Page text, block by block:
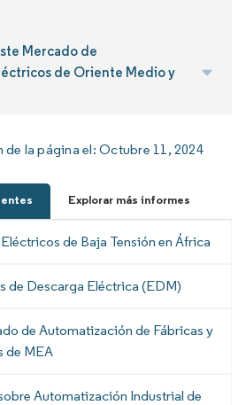
Mercado de
de Oriente Medio y
de la página el:Octubre 11, 2024
Explorar más informes
de Baja Tensión en África
de Descarga Eléctrica (EDM)
de Automatización de Fábricas y
de MEA
Automatización Industrial de